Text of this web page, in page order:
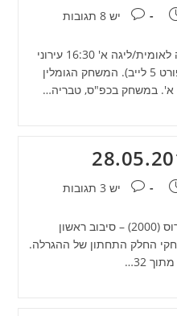
תגובות:
יש 8 תגובות
כדורגל / מתן גילור פלייאוף ליגה לאומית/ליגה א' 16:30 עירוני
טבריה-הפועל כפר סבא (4:2) (ספורט 5 לייב). המשחק הגומלין
א'. במשחק בכפ"ס, טבריה…
תגובות:
יש 3 תגובות
טניס / מתן גילור טורניר רולאן גרוס (2000) – סיבוב ראשון
16 מתוך 32 משחקי החלק התחתון של ההגרלה.